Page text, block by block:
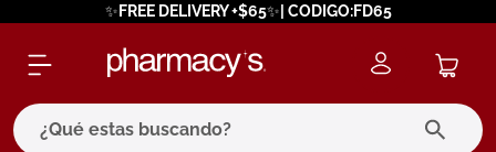
✨FREE DELIVERY +$65✨| CODIGO:FD65
¿Qué estas buscando?